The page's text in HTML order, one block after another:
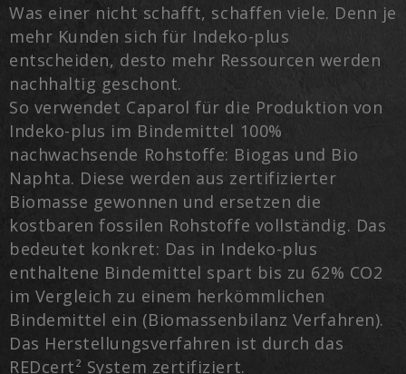
Was einer nicht schafft, schaffen viele. Denn je
mehr Kunden sich für Indeko-plus
entscheiden, desto mehr Ressourcen werden
nachhaltig geschont.
So verwendet Caparol für die Produktion von
Indeko-plus im Bindemittel 100%
nachwachsende Rohstoffe: Biogas und Bio
Naphta. Diese werden aus zertifizierter
Biomasse gewonnen und ersetzen die
kostbaren fossilen Rohstoffe vollständig. Das
bedeutet konkret: Das in Indeko-plus
enthaltene Bindemittel spart bis zu 62% CO2
im Vergleich zu einem herkömmlichen
Bindemittel ein (Biomassenbilanz Verfahren).
Das Herstellungsverfahren ist durch das
REDcert² System zertifiziert.